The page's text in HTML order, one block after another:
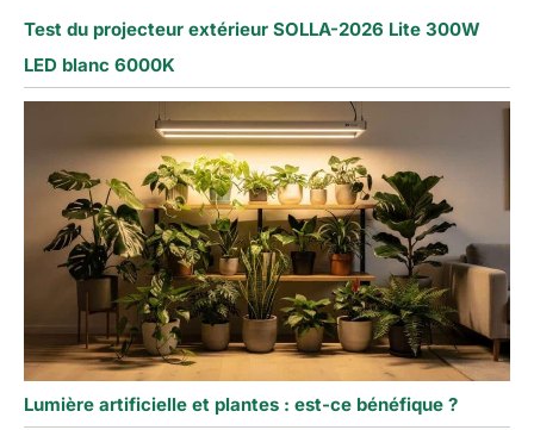
Test du projecteur extérieur SOLLA-2026 Lite 300W
LED blanc 6000K
Lumière artificielle et plantes : est-ce bénéfique ?